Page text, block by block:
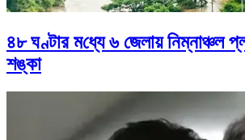
৪৮ ঘণ্টার মধ্যে ৬ জেলায় নিম্নাঞ্চল
শঙ্কা